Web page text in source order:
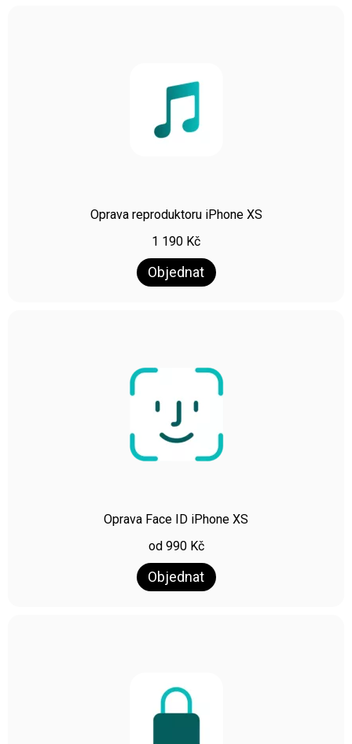
Oprava reproduktoru iPhone XS
1 190 Kč
Objednat
Oprava Face ID iPhone XS
od 990 Kč
Objednat